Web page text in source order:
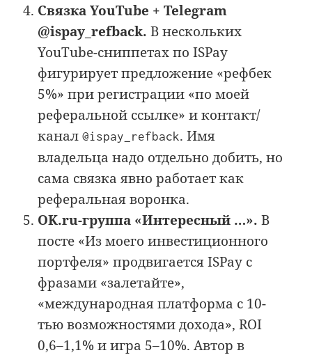
Связка YouTube + Telegram
@ispay_refback. В нескольких
YouTube-сниппетах по ISPay
фигурирует предложение «рефбек
5%» при регистрации «по моей
реферальной ссылке» и контакт/
канал@ispay_refback. Имя
владельца надо отдельно добить, но
сама связка явно работает как
реферальная воронка.
OK.ru-группа «Интересный …». В
посте «Из моего инвестиционного
портфеля» продвигается ISPay с
фразами «залетайте»,
«международная платформа с 10-
тью возможностями дохода», ROI
0,6–1,1% и игра 5–10%. Автор в